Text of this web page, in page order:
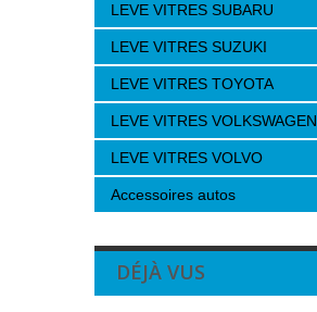
LEVE VITRES SUBARU
LEVE VITRES SUZUKI
LEVE VITRES TOYOTA
LEVE VITRES VOLKSWAGEN
LEVE VITRES VOLVO
Accessoires autos
DÉJÀ VUS